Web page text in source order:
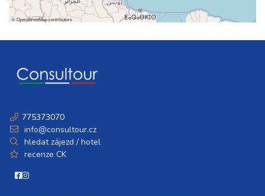
©OpenStreetMapcontributors
775373070
info@consultour.cz
hledat zájezd / hotel
recenze CK